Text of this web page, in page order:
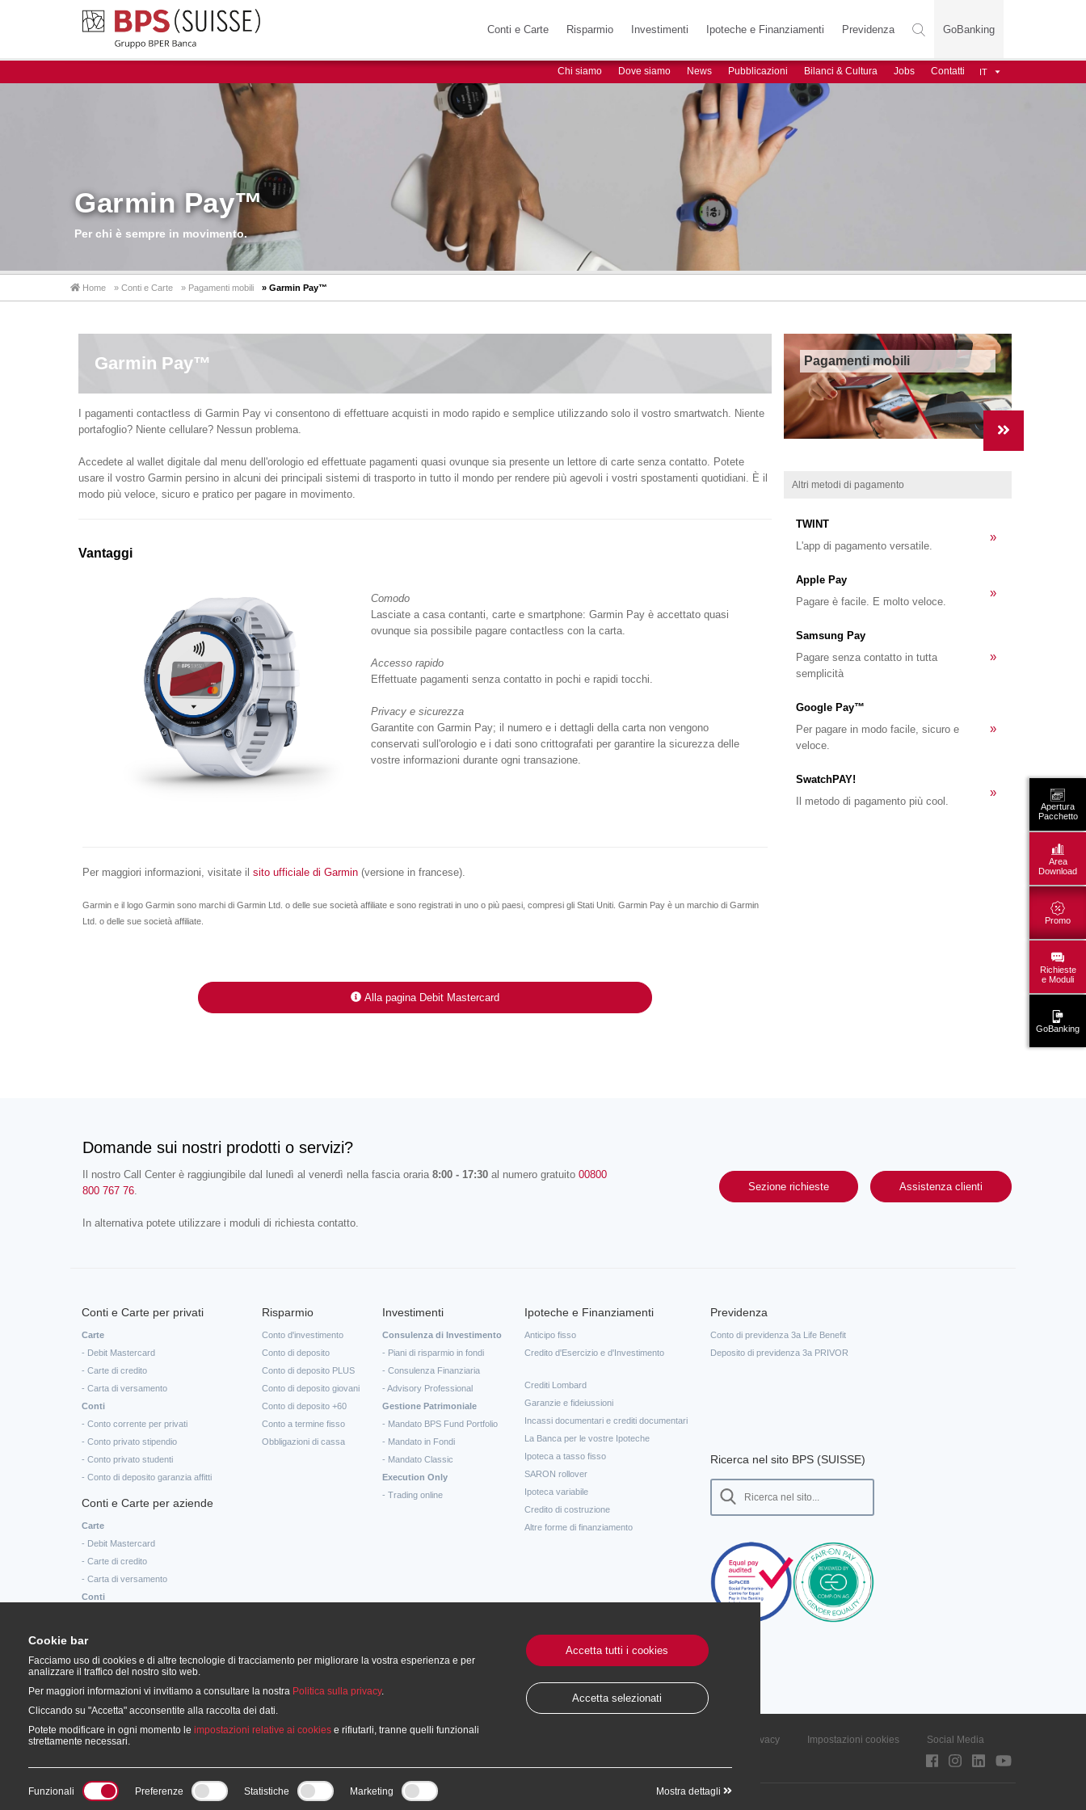
Conti e Carte Risparmio Investimenti Ipoteche e Finanziamenti Previdenza GoBanking
Chi siamo Dove siamo News Pubblicazioni Bilanci & Cultura Jobs Contatti
Apertura
Pacchetto
Area
Download
Promo
Richieste
e Moduli
GoBanking
Garmin Pay™
Per chi è sempre in movimento.
Home » Conti e Carte » Pagamenti mobili » Garmin Pay™
Garmin Pay™
I pagamenti contactless di Garmin Pay vi consentono di effettuare acquisti in modo rapido e semplice utilizzando solo il vostro smartwatch. Niente
portafoglio? Niente cellulare? Nessun problema.
Accedete al wallet digitale dal menu dell'orologio ed effettuate pagamenti quasi ovunque sia presente un lettore di carte senza contatto. Potete
usare il vostro Garmin persino in alcuni dei principali sistemi di trasporto in tutto il mondo per rendere più agevoli i vostri spostamenti quotidiani. È il
modo più veloce, sicuro e pratico per pagare in movimento.
Vantaggi
Comodo
Lasciate a casa contanti, carte e smartphone: Garmin Pay è accettato quasi
ovunque sia possibile pagare contactless con la carta.
Accesso rapido
Effettuate pagamenti senza contatto in pochi e rapidi tocchi.
Privacy e sicurezza
Garantite con Garmin Pay; il numero e i dettagli della carta non vengono
conservati sull'orologio e i dati sono crittografati per garantire la sicurezza delle
vostre informazioni durante ogni transazione.
Per maggiori informazioni, visitate il sito ufficiale di Garmin (versione in francese).
Garmin e il logo Garmin sono marchi di Garmin Ltd. o delle sue società affiliate e sono registrati in uno o più paesi, compresi gli Stati Uniti. Garmin Pay è un marchio di Garmin
Ltd. o delle sue società affiliate.
Alla pagina Debit Mastercard
Pagamenti mobili
Altri metodi di pagamento
TWINT
L'app di pagamento versatile.
»
Apple Pay
Pagare è facile. E molto veloce.
»
Samsung Pay
Pagare senza contatto in tutta
semplicità
»
Google Pay™
Per pagare in modo facile, sicuro e
veloce.
»
SwatchPAY!
Il metodo di pagamento più cool.
»
Domande sui nostri prodotti o servizi?
Il nostro Call Center è raggiungibile dal lunedì al venerdì nella fascia oraria 8:00 - 17:30 al numero gratuito 00800
800 767 76
In alternativa potete utilizzare i moduli di richiesta contatto.
Sezione richieste Assistenza clienti
Conti e Carte per privati
Carte
- Debit Mastercard
- Carte di credito
- Carta di versamento
Conti
- Conto corrente per privati
- Conto privato stipendio
- Conto privato studenti
- Conto di deposito garanzia affitti
Conti e Carte per aziende
Carte
- Debit Mastercard
- Carte di credito
- Carta di versamento
Conti
- Conto associazione
Risparmio
Conto d'investimento
Conto di deposito
Conto di deposito PLUS
Conto di deposito giovani
Conto di deposito +60
Conto a termine fisso
Obbligazioni di cassa
Investimenti
Consulenza di Investimento
- Piani di risparmio in fondi
- Consulenza Finanziaria
- Advisory Professional
Gestione Patrimoniale
- Mandato BPS Fund Portfolio
- Mandato in Fondi
- Mandato Classic
Execution Only
- Trading online
Ipoteche e Finanziamenti
Anticipo fisso
Credito d'Esercizio e d'Investimento
Crediti Lombard
Garanzie e fideiussioni
Incassi documentari e crediti documentari
La Banca per le vostre Ipoteche
Ipoteca a tasso fisso
SARON rollover
Ipoteca variabile
Credito di costruzione
Altre forme di finanziamento
Previdenza
Conto di previdenza 3a Life Benefit
Deposito di previdenza 3a PRIVOR
Ricerca nel sito BPS (SUISSE)
Politica sulla privacy Impostazioni cookies Social Media
www.bps-suisse.ch - © Copyright by Banca Popolare di Sondrio (Suisse) SA, 2026 - Tutti i diritti riservati
Cookie bar
Facciamo uso di cookies e di altre tecnologie di tracciamento per migliorare la vostra esperienza e per
analizzare il traffico del nostro sito web.
Per maggiori informazioni vi invitiamo a consultare la nostra Politica sulla privacy.
Cliccando su "Accetta" acconsentite alla raccolta dei dati.
Potete modificare in ogni momento le impostazioni relative ai cookies e rifiutarli, tranne quelli funzionali
strettamente necessari.
Accetta tutti i cookies
Accetta selezionati
Funzionali Preferenze Statistiche Marketing Mostra dettagli